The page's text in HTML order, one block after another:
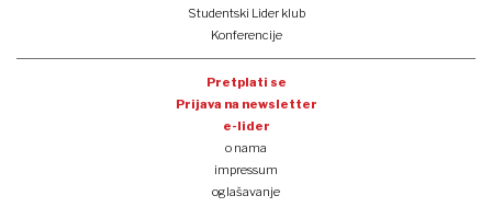
Studentski Lider klub
Konferencije
Pretplati se
Prijava na newsletter
e-lider
o nama
impressum
oglašavanje